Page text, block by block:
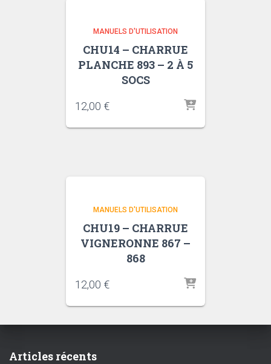
MANUELS D'UTILISATION
CHU14 – CHARRUE
PLANCHE 893 – 2 À 5
SOCS
12,00 €
MANUELS D'UTILISATION
CHU19 – CHARRUE
VIGNERONNE 867 –
868
12,00 €
Articles récents